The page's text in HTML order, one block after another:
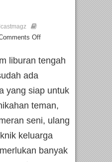
Off
liburan tengah
ada
yang siap untuk
teman,
seni, ulang
keluarga
banyak